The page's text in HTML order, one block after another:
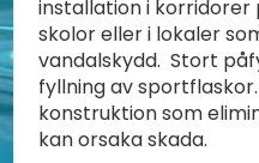
installation i korridorer
skolor eller i lokaler
vandalskydd. Stort
fyllning av
konstruktion som
kan orsaka skada.